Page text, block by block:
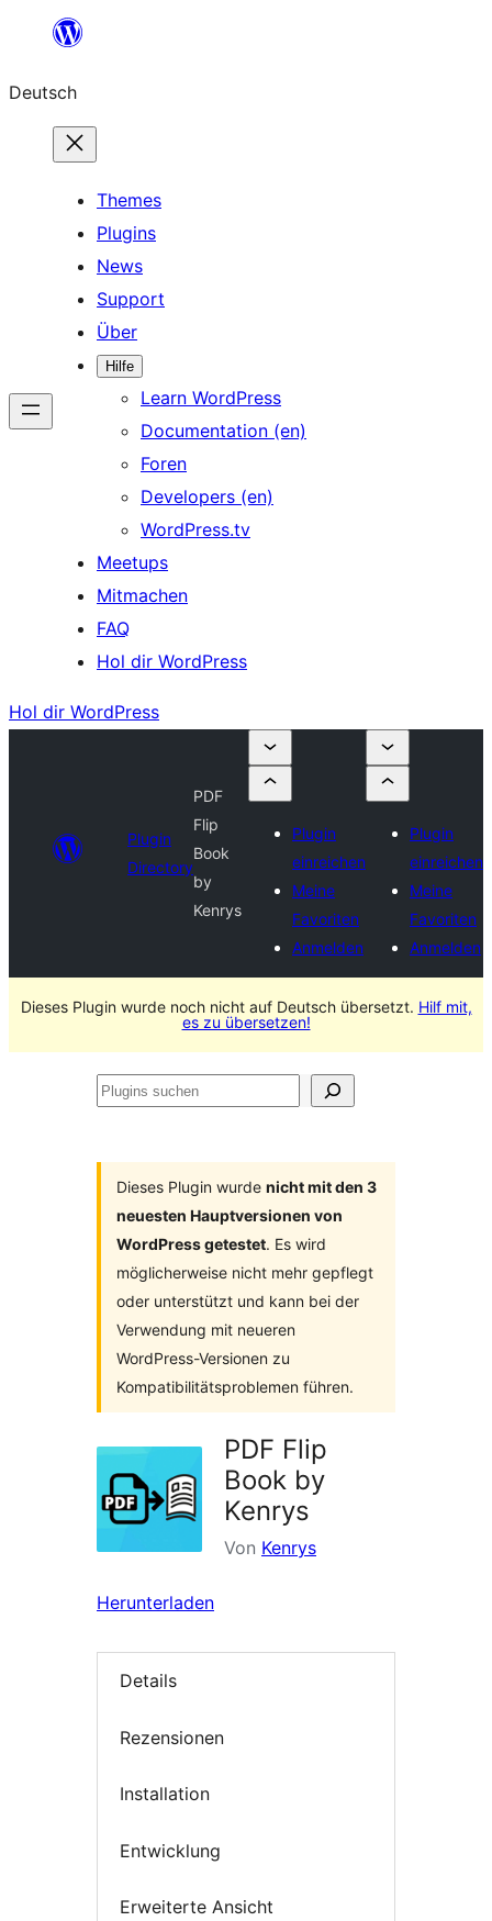
springen
Deutsch
Themes
Plugins
News
Support
Über
Hilfe
Learn WordPress
Documentation (en)
Foren
Developers (en)
WordPress.tv
Meetups
Mitmachen
FAQ
Hol dir WordPress
Hol dir WordPress
Plugin
Directory
PDF
Flip
Book
by
Kenrys
Plugin
einreichen
Meine
Favoriten
Anmelden
Plugin
einreichen
Meine
Favoriten
Anmelden
Dieses Plugin wurde noch nicht auf Deutsch übersetzt. Hilf mit,
es zu übersetzen!
Plugins
Dieses Plugin wurde nicht mit den 3
neuesten Hauptversionen von
WordPress getestet. Es wird
möglicherweise nicht mehr gepflegt
oder unterstützt und kann bei der
Verwendung mit neueren
WordPress-Versionen zu
Kompatibilitätsproblemen führen.
PDF Flip
Book by
Kenrys
Von Kenrys
Herunterladen
Details
Rezensionen
Installation
Entwicklung
Erweiterte Ansicht